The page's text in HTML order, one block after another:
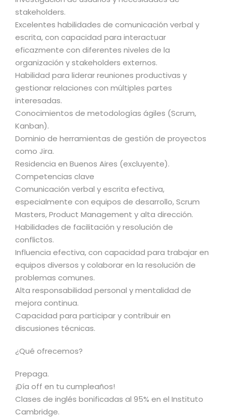
stakeholders.
Excelentes habilidades de comunicación verbal y
escrita, con capacidad para interactuar
eficazmente con diferentes niveles de la
organización y stakeholders externos.
Habilidad para liderar reuniones productivas y
gestionar relaciones con múltiples partes
interesadas.
Conocimientos de metodologías ágiles (Scrum,
Kanban).
Dominio de herramientas de gestión de proyectos
como Jira.
Residencia en Buenos Aires (excluyente).
Competencias clave
Comunicación verbal y escrita efectiva,
especialmente con equipos de desarrollo, Scrum
Masters, Product Management y alta dirección.
Habilidades de facilitación y resolución de
conflictos.
Influencia efectiva, con capacidad para trabajar en
equipos diversos y colaborar en la resolución de
problemas comunes.
Alta responsabilidad personal y mentalidad de
mejora continua.
Capacidad para participar y contribuir en
discusiones técnicas.
¿Qué ofrecemos?
Prepaga.
¡Día off en tu cumpleaños!
Clases de inglés bonificadas al 95% en el Instituto
Cambridge.